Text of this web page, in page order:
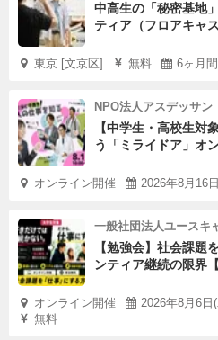
中高生の「秘密基地
ティア（フロアキャス
東京 [文京区] 無料 6ヶ月間
NPO法人アスデッサン
【中学生・高校生対
う「ミライドア」オ
オンライン開催 2026年8月16
一般社団法人ユースキ
【勉強会】社会課題
ンティア継続の限界
オンライン開催
2026年8月6日
無料